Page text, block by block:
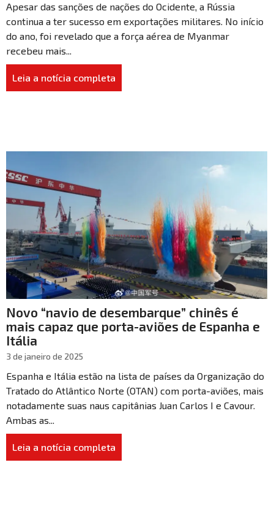
Apesar das sanções de nações do Ocidente, a Rússia
continua a ter sucesso em exportações militares. No início
do ano, foi revelado que a força aérea de Myanmar
recebeu mais...
Leia a notícia completa
Novo “navio de desembarque” chinês é
mais capaz que porta-aviões de Espanha e
Itália
3 de janeiro de 2025
Espanha e Itália estão na lista de países da Organização do
Tratado do Atlântico Norte (OTAN) com porta-aviões, mais
notadamente suas naus capitânias Juan Carlos I e Cavour.
Ambas as...
Leia a notícia completa